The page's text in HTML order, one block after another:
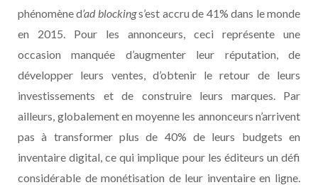
phénomène d’ad blockings’est accru de 41% dans le monde
en 2015. Pour les annonceurs, ceci représente une
occasion manquée d’augmenter leur réputation, de
développer leurs ventes, d’obtenir le retour de leurs
investissements et de construire leurs marques. Par
ailleurs, globalement en moyenne les annonceurs n’arrivent
pas à transformer plus de 40% de leurs budgets en
inventaire digital, ce qui implique pour les éditeurs un défi
considérable de monétisation de leur inventaire en ligne.